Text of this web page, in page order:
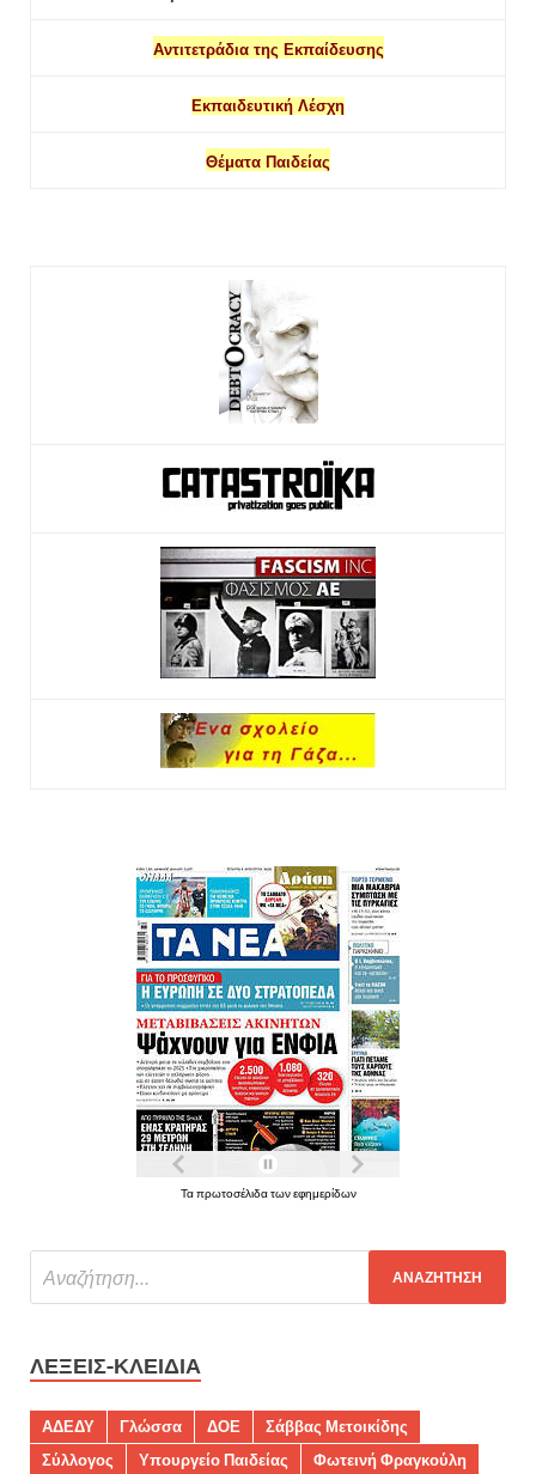
Αντιτετράδια της Εκπαίδευσης
Εκπαιδευτική Λέσχη
Θέματα Παιδείας
Τα πρωτοσέλιδα των εφημερίδων
ΛΈΞΕΙΣ-ΚΛΕΙΔΙΆ
ΑΔΕΔΥ Γλώσσα ΔΟΕ
Σάββας Μετοικίδης
Σύλλογος
Υπουργείο Παιδείας
Φωτεινή Φραγκούλη